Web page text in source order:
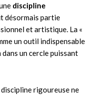
discipline
désormais partie
et artistique. La «
un outil indispensable
un cercle puissant
rigoureuse ne